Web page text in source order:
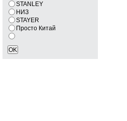
STANLEY
НИЗ
STAYER
Просто Китай